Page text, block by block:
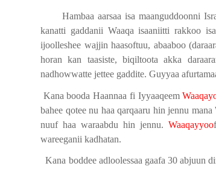
Hambaa aarsaa isa maanguddoonni
kanatti gaddanii Waaqa isaaniitti rakkoo
ijoolleshee wajjin haasoftuu, abaaboo
horan kan taasiste, biqiltoota akka
nadhowwatte jettee gaddite. Guyyaa
Kana booda Haannaa fi Iyyaaqeem
bahee qotee nu haa qarqaaru hin jennu
nuuf haa waraabdu hin jennu.Waaqayyoo
wareeganii kadhatan.
Kana boddee adloolessaa gaafa 30 abjuun